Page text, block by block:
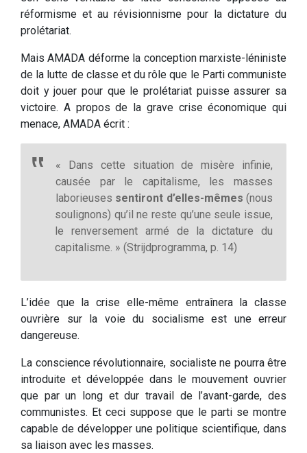
réformisme et au révisionnisme pour la dictature du
prolétariat.
Mais AMADA déforme la conception marxiste-léniniste
de la lutte de classe et du rôle que le Parti communiste
doit y jouer pour que le prolétariat puisse assurer sa
victoire. A propos de la grave crise économique qui
menace, AMADA écrit :
« Dans cette situation de misère infinie,
causée par le capitalisme, les masses
laborieuses sentiront d’elles-mêmes (nous
soulignons) qu’il ne reste qu’une seule issue,
le renversement armé de la dictature du
capitalisme. » (Strijdprogramma, p. 14)
L’idée que la crise elle-même entraînera la classe
ouvrière sur la voie du socialisme est une erreur
dangereuse.
La conscience révolutionnaire, socialiste ne pourra être
introduite et développée dans le mouvement ouvrier
que par un long et dur travail de l’avant-garde, des
communistes. Et ceci suppose que le parti se montre
capable de développer une politique scientifique, dans
sa liaison avec les masses.